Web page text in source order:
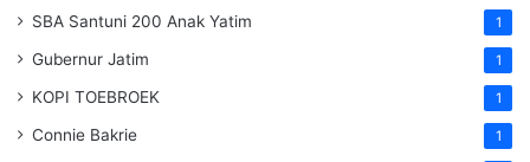
SBA Santuni 200 Anak Yatim 1
Gubernur Jatim 1
KOPI TOEBROEK 1
Connie Bakrie 1